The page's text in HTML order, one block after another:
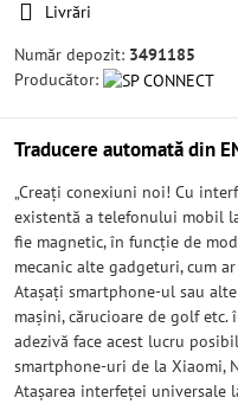
Livrări
Număr depozit: 3491185
Producător:
Traducere automată din
„Creați conexiuni noi! Cu
existentă a telefonului mobil
fie magnetic, în funcție de
mecanic alte gadgeturi, cum
Atașați smartphone-ul sau
mașini, cărucioare de golf etc.
adezivă face acest lucru
smartphone-uri de la Xiaomi,
Atașarea interfeței universale